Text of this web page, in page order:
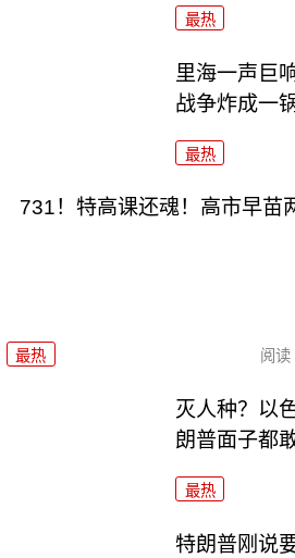
最热
里海一声巨
战争炸成一
最热
731！特高课还魂！高市早苗
最热 阅读
灭人种？以
朗普面子都
最热
特朗普刚说